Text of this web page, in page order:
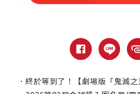
． 終於等到了！【劇場版「鬼滅之刃」無限城篇 第一章 猗窩座